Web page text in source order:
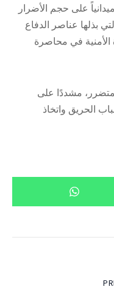
على حجم الأضرار
بذلها عناصر الدفاع
الأمنية في محاصرة
مشددًا على
الحريق واتخاذ